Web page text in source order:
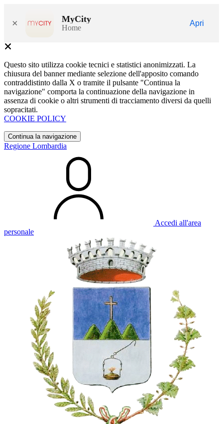
× MyCity
Home
Apri
Questo sito utilizza cookie tecnici e statistici anonimizzati. La
chiusura del banner mediante selezione dell'apposito comando
contraddistinto dalla X o tramite il pulsante "Continua la
navigazione" comporta la continuazione della navigazione in
assenza di cookie o altri strumenti di tracciamento diversi da quelli
sopracitati.
COOKIE POLICY
Continua la navigazione
Regione Lombardia
Accedi all'area
personale